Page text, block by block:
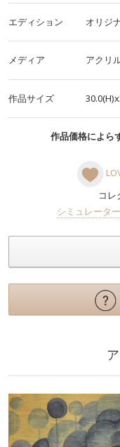
エディション オリジ
メディア アクリ
作品サイズ
作品価格によら
コレ
シミュレーター